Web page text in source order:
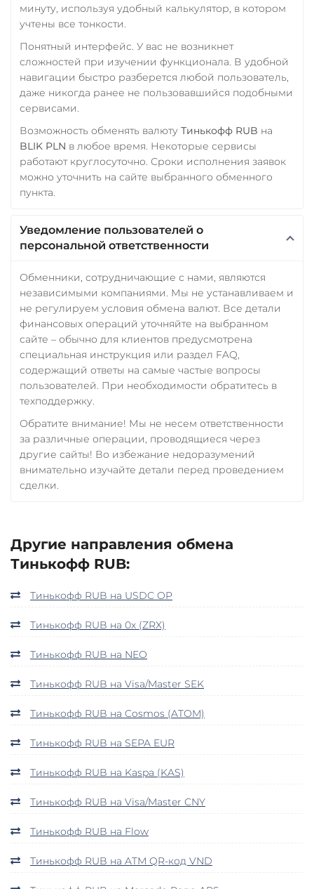
Yearn.finance (YFI)
Zcash (ZEC)
минуту, используя удобный калькулятор, в котором
учтены все тонкости.
Понятный интерфейс. У вас не возникнет
сложностей при изучении функционала. В удобной
навигации быстро разберется любой пользователь,
даже никогда ранее не пользовавшийся подобными
сервисами.
Возможность обменять валюту Тинькофф RUB на
BLIK PLN в любое время. Некоторые сервисы
работают круглосуточно. Сроки исполнения заявок
можно уточнить на сайте выбранного обменного
пункта.
Уведомление пользователей о
персональной ответственности
Обменники, сотрудничающие с нами, являются
независимыми компаниями. Мы не устанавливаем и
не регулируем условия обмена валют. Все детали
финансовых операций уточняйте на выбранном
сайте – обычно для клиентов предусмотрена
специальная инструкция или раздел FAQ,
содержащий ответы на самые частые вопросы
пользователей. При необходимости обратитесь в
техподдержку.
Обратите внимание! Мы не несем ответственности
за различные операции, проводящиеся через
другие сайты! Во избежание недоразумений
внимательно изучайте детали перед проведением
сделки.
Другие направления обмена
Тинькофф RUB:
Тинькофф RUB на USDC OP
Тинькофф RUB на 0x (ZRX)
Тинькофф RUB на NEO
Тинькофф RUB на Visa/Master SEK
Тинькофф RUB на Cosmos (ATOM)
Тинькофф RUB на SEPA EUR
Тинькофф RUB на Kaspa (KAS)
Тинькофф RUB на Visa/Master CNY
Тинькофф RUB на Flow
Тинькофф RUB на ATM QR-код VND